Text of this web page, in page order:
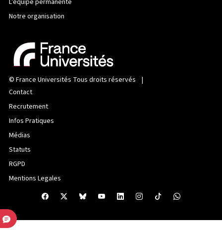
Notre organisation
© France Universités Tous droits réservés |
Contact
Recrutement
Infos Pratiques
Médias
Statuts
RGPD
Mentions Legales